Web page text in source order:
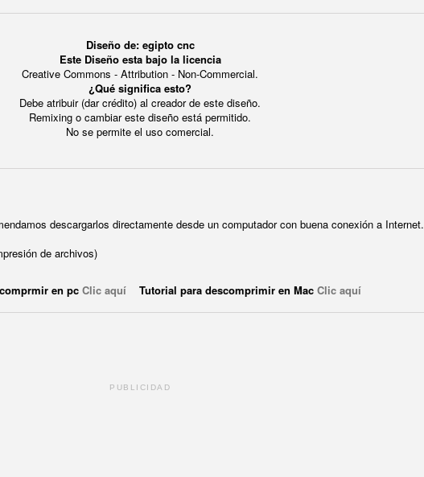
Diseño de: egipto cnc
Este Diseño esta bajo la licencia
Creative Commons - Attribution - Non-Commercial.
¿Qué significa esto?
Debe atribuir (dar crédito) al creador de este diseño.
Remixing o cambiar este diseño está permitido.
No se permite el uso comercial.
descargarlos directamente desde un computador con buena conexión a Internet.
de archivos)
en pc Clic aquí Tutorial para descomprimir en Mac Clic aquí
PUBLICIDAD